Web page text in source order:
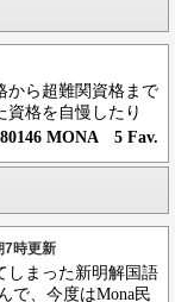
から超難関資格まで
資格を自慢したり
MONA 5 Fav.
7時更新
しまった新明解国語
で、今度はMona民